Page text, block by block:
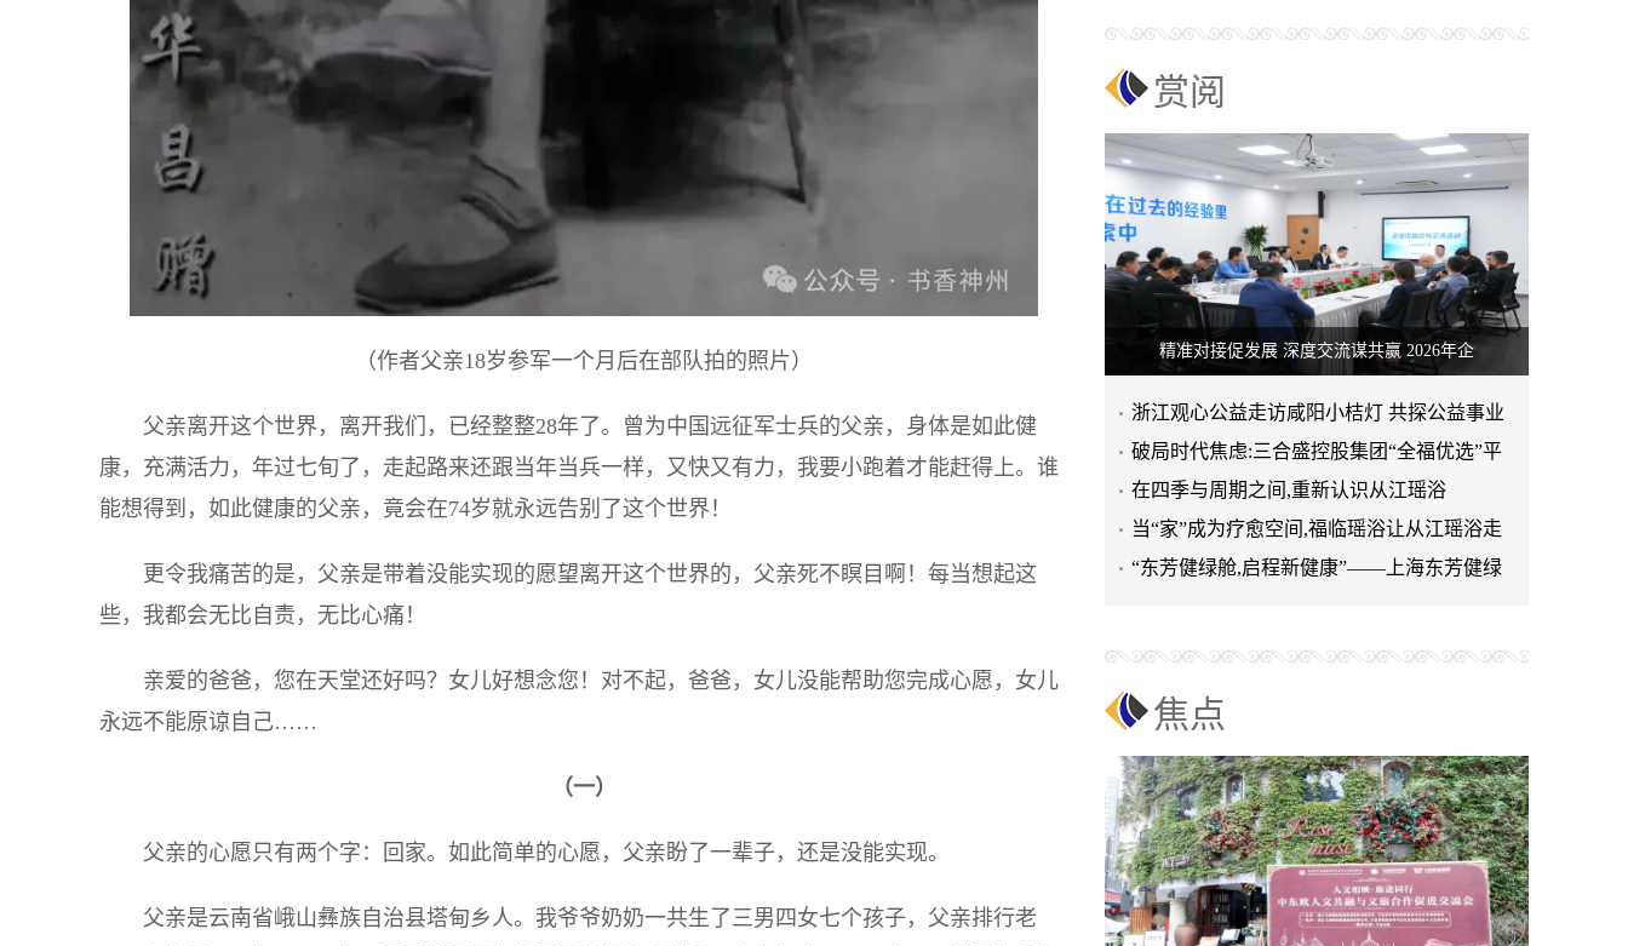
（作者父亲18岁参军一个月后在部队拍的照片）
父亲离开这个世界，离开我们，已经整整28年了。曾为中国远征军士兵的父亲，身体是如此健
康，充满活力，年过七旬了，走起路来还跟当年当兵一样，又快又有力，我要小跑着才能赶得上。谁
能想得到，如此健康的父亲，竟会在74岁就永远告别了这个世界！
更令我痛苦的是，父亲是带着没能实现的愿望离开这个世界的，父亲死不瞑目啊！每当想起这
些，我都会无比自责，无比心痛！
亲爱的爸爸，您在天堂还好吗？女儿好想念您！对不起，爸爸，女儿没能帮助您完成心愿，女儿
永远不能原谅自己……
（一）
父亲的心愿只有两个字：回家。如此简单的心愿，父亲盼了一辈子，还是没能实现。
父亲是云南省峨山彝族自治县塔甸乡人。我爷爷奶奶一共生了三男四女七个孩子，父亲排行老
赏阅
精准对接促发展 深度交流谋共赢 2026年企
浙江观心公益走访咸阳小桔灯 共探公益事业
可持续发展新路径
破局时代焦虑:三合盛控股集团“全福优选”平
台正式启航
在四季与周期之间,重新认识从江瑶浴
当“家”成为疗愈空间,福临瑶浴让从江瑶浴走
进日常生活
“东芳健绿舱,启程新健康”——上海东芳健绿
焦点